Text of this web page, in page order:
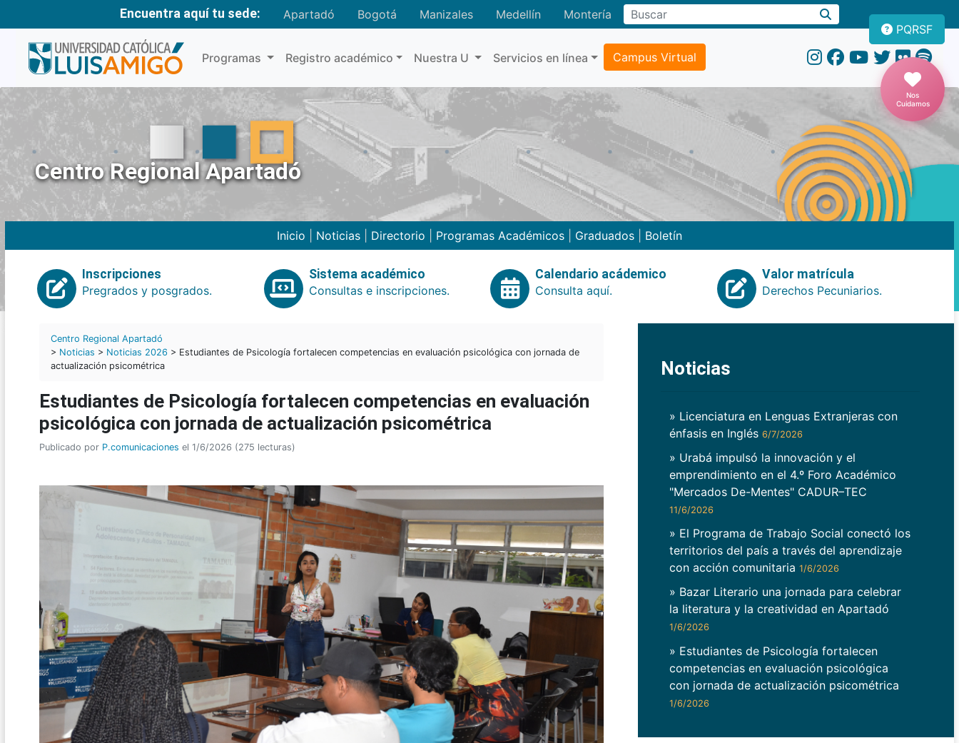
Encuentra aquí tu sede: Apartadó Bogotá Manizales Medellín Montería
Programas Registro académico Nuestra U Servicios en línea Campus Virtual
PQRSF
Nos
Cuidamos
Centro Regional Apartadó
Inicio Noticias Directorio Programas Académicos Graduados Boletín
Inscripciones
Pregrados y posgrados.
Sistema académico
Consultas e inscripciones.
Calendario acádemico
Consulta aquí.
Valor matrícula
Derechos Pecuniarios.
Centro Regional Apartadó
> Noticias > Noticias 2026 > Estudiantes de Psicología fortalecen competencias en evaluación psicológica con jornada de
actualización psicométrica
Estudiantes de Psicología fortalecen competencias en evaluación
psicológica con jornada de actualización psicométrica
Publicado por P.comunicaciones el 1/6/2026 (275 lecturas)
Noticias
» Licenciatura en Lenguas Extranjeras con
énfasis en Inglés 6/7/2026
» Urabá impulsó la innovación y el
emprendimiento en el 4.º Foro Académico
"Mercados De-Mentes" CADUR–TEC
11/6/2026
» El Programa de Trabajo Social conectó los
territorios del país a través del aprendizaje
con acción comunitaria 1/6/2026
» Bazar Literario una jornada para celebrar
la literatura y la creatividad en Apartadó
1/6/2026
» Estudiantes de Psicología fortalecen
competencias en evaluación psicológica
con jornada de actualización psicométrica
1/6/2026